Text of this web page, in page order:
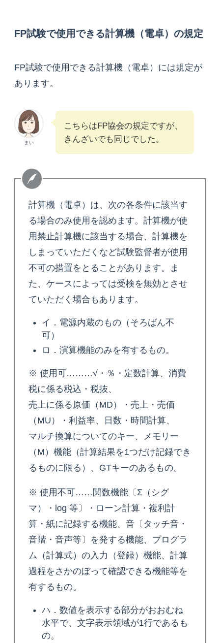
FP試験で使用できる計算機（電卓）の規定
FP試験で使用できる計算機（電卓）には規定が
あります。
まい
こちらはFP協会の規定ですが、
きんざいでも同じでした。
計算機（電卓）は、次の各条件に該当す
る場合のみ使用を認めます。計算機が使
用禁止計算機に該当する場合、計算機を
しまっていただくなど試験監督者が使用
不可の措置をとることがあります。ま
た、ケースによっては受検を無効とさせ
ていただく場合もあります。
イ．電源内蔵のもの（そろばん不
可）
ロ．演算機能のみを有するもの。
※ 使用可………√・％・定数計算、消費
税に係る税込・税抜、
売上に係る原価（MD）・売上・売価
（MU）・利益率、日数・時間計算、
マルチ換算についてのキー、メモリー
（M）機能（計算結果を1つだけ記録でき
るものに限る）、GTキーのあるもの。
※ 使用不可……関数機能〔Σ（シグ
マ）・log 等〕・ローン計算・複利計
算・紙に記録する機能、音〔タッチ音・
音階・音声等〕を発する機能、プログラ
ム（計算式）の入力（登録）機能、計算
過程をさかのぼって確認できる機能等を
有するもの。
ハ．数値を表示する部分がおおむね
水平で、文字表示領域が1行であるも
の。